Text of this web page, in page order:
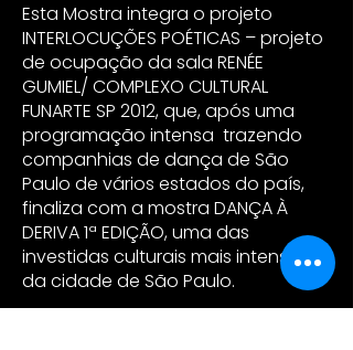
Esta Mostra integra o projeto
INTERLOCUÇÕES POÉTICAS – projeto
de ocupação da sala RENÉE
GUMIEL/ COMPLEXO CULTURAL
FUNARTE SP 2012, que, após uma
programação intensa trazendo
companhias de dança de São
Paulo de vários estados do país,
finaliza com a mostra DANÇA À
DERIVA 1ª EDIÇÃO, uma das
investidas culturais mais intensas
da cidade de São Paulo.